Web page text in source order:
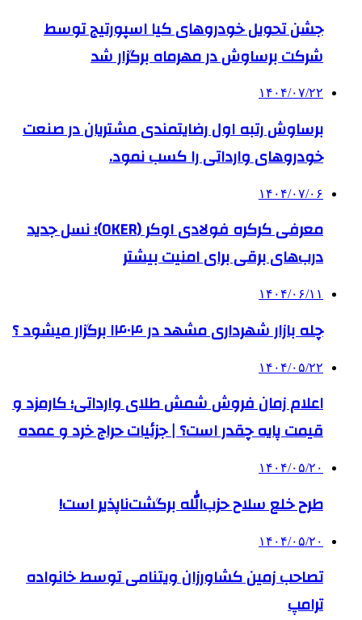
جشن تحویل خودروهای کیا اسپورتیج توسط
شرکت برساوش در مهرماه برگزار شد
۱۴۰۴/۰۷/۲۲
برساوش رتبه اول رضایتمندی مشتریان در صنعت
خودروهای وارداتی را کسب نمود.
۱۴۰۴/۰۷/۰۶
معرفی کرکره فولادی اوکر (OKER)؛ نسل جدید
درب‌های برقی برای امنیت بیشتر
۱۴۰۴/۰۶/۱۱
چله بازار شهرداری مشهد در ۱۴۰۴ برگزار میشود ؟
۱۴۰۴/۰۵/۲۲
اعلام زمان فروش شمش طلای وارداتی؛ کارمزد و
قیمت پایه چقدر است؟ | جزئیات حراج خرد و عمده
۱۴۰۴/۰۵/۲۰
طرح خلع سلاح حزب‌الله برگشت‌ناپذیر است!
۱۴۰۴/۰۵/۲۰
تصاحب زمین کشاورزان ویتنامی توسط خانواده
ترامپ